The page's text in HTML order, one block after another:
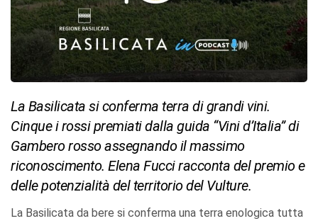
La Basilicata si conferma terra di grandi vini.
Cinque i rossi premiati dalla guida “Vini d’Italia” di
Gambero rosso assegnando il massimo
riconoscimento. Elena Fucci racconta del premio e
delle potenzialità del territorio del Vulture.
La Basilicata da bere si conferma una terra enologica tutta